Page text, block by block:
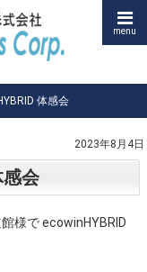
menu
体感会
2023年8月4日
会
様で ecowinHYBRID